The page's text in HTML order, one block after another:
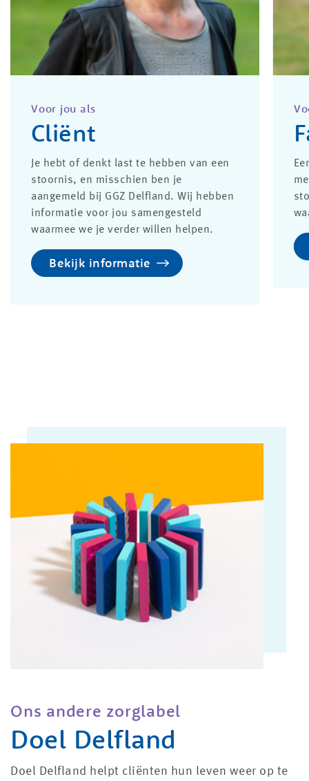
Voor jou als
Cliënt
Je hebt of denkt last te hebben van een
stoornis, en misschien ben je
aangemeld bij GGZ Delfland. Wij hebben
informatie voor jou samengesteld
waarmee we je verder willen helpen.
Bekijk informatie
Ons andere zorglabel
Doel Delfland
Doel Delfland helpt cliënten hun leven weer op te